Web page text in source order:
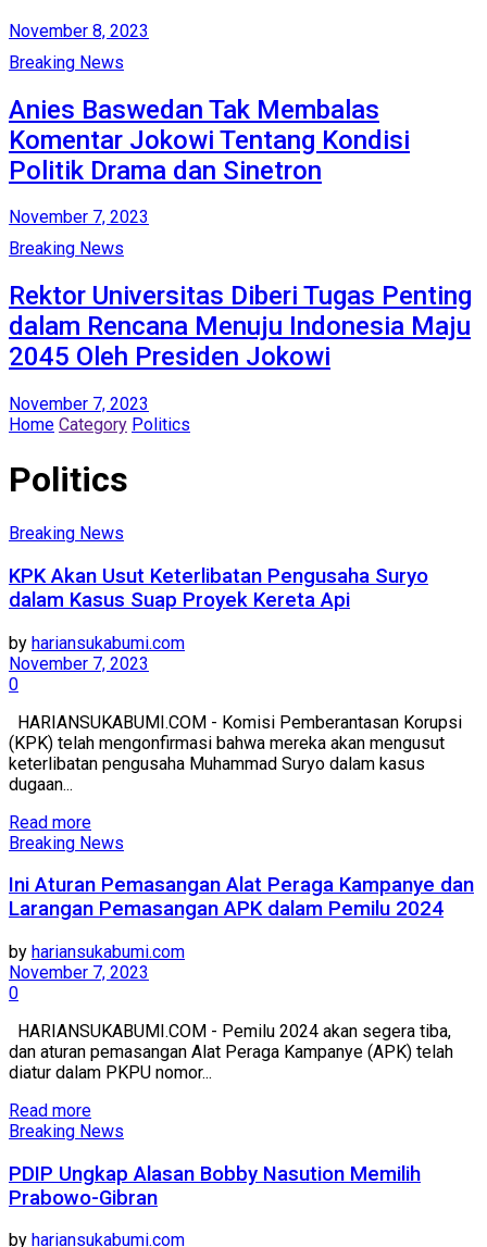
November 8, 2023
Breaking News
Anies Baswedan Tak Membalas
Komentar Jokowi Tentang Kondisi
Politik Drama dan Sinetron
November 7, 2023
Breaking News
Rektor Universitas Diberi Tugas Penting
dalam Rencana Menuju Indonesia Maju
2045 Oleh Presiden Jokowi
November 7, 2023
Home Category Politics
Politics
Breaking News
KPK Akan Usut Keterlibatan Pengusaha Suryo
dalam Kasus Suap Proyek Kereta Api
by hariansukabumi.com
November 7, 2023
0
HARIANSUKABUMI.COM - Komisi Pemberantasan Korupsi
(KPK) telah mengonfirmasi bahwa mereka akan mengusut
keterlibatan pengusaha Muhammad Suryo dalam kasus
dugaan...
Read more
Breaking News
Ini Aturan Pemasangan Alat Peraga Kampanye dan
Larangan Pemasangan APK dalam Pemilu 2024
by hariansukabumi.com
November 7, 2023
0
HARIANSUKABUMI.COM - Pemilu 2024 akan segera tiba,
dan aturan pemasangan Alat Peraga Kampanye (APK) telah
diatur dalam PKPU nomor...
Read more
Breaking News
PDIP Ungkap Alasan Bobby Nasution Memilih
Prabowo-Gibran
by hariansukabumi.com